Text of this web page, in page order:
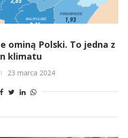
ominą Polski. To jedna z
klimatu
23 marca 2024